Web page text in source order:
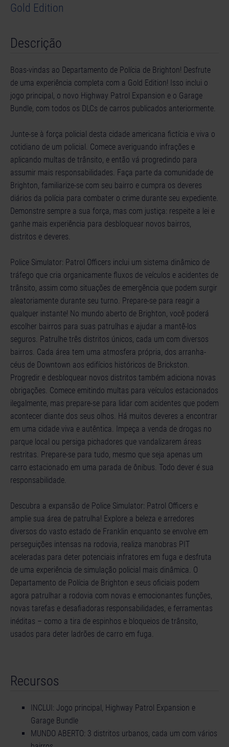
Gold Edition
Descrição
Boas-vindas ao Departamento de Polícia de Brighton! Desfrute
de uma experiência completa com a Gold Edition! Isso inclui o
jogo principal, o novo Highway Patrol Expansion e o Garage
Bundle, com todos os DLCs de carros publicados anteriormente.
Junte-se à força policial desta cidade americana fictícia e viva o
cotidiano de um policial. Comece averiguando infrações e
aplicando multas de trânsito, e então vá progredindo para
assumir mais responsabilidades. Faça parte da comunidade de
Brighton, familiarize-se com seu bairro e cumpra os deveres
diários da polícia para combater o crime durante seu expediente.
Demonstre sempre a sua força, mas com justiça: respeite a lei e
ganhe mais experiência para desbloquear novos bairros,
distritos e deveres.
Police Simulator: Patrol Officers inclui um sistema dinâmico de
tráfego que cria organicamente fluxos de veículos e acidentes de
trânsito, assim como situações de emergência que podem surgir
aleatoriamente durante seu turno. Prepare-se para reagir a
qualquer instante! No mundo aberto de Brighton, você poderá
escolher bairros para suas patrulhas e ajudar a mantê-los
seguros. Patrulhe três distritos únicos, cada um com diversos
bairros. Cada área tem uma atmosfera própria, dos arranha-
céus de Downtown aos edifícios históricos de Brickston.
Progredir e desbloquear novos distritos também adiciona novas
obrigações. Comece emitindo multas para veículos estacionados
ilegalmente, mas prepare-se para lidar com acidentes que podem
acontecer diante dos seus olhos. Há muitos deveres a encontrar
em uma cidade viva e autêntica. Impeça a venda de drogas no
parque local ou persiga pichadores que vandalizarem áreas
restritas. Prepare-se para tudo, mesmo que seja apenas um
carro estacionado em uma parada de ônibus. Todo dever é sua
responsabilidade.
Descubra a expansão de Police Simulator: Patrol Officers e
amplie sua área de patrulha! Explore a beleza e arredores
diversos do vasto estado de Franklin enquanto se envolve em
perseguições intensas na rodovia, realiza manobras PIT
aceleradas para deter potenciais infratores em fuga e desfruta
de uma experiência de simulação policial mais dinâmica. O
Departamento de Polícia de Brighton e seus oficiais podem
agora patrulhar a rodovia com novas e emocionantes funções,
novas tarefas e desafiadoras responsabilidades, e ferramentas
inéditas – como a tira de espinhos e bloqueios de trânsito,
usados para deter ladrões de carro em fuga.
Recursos
INCLUI: Jogo principal, Highway Patrol Expansion e
Garage Bundle
MUNDO ABERTO: 3 distritos urbanos, cada um com vários